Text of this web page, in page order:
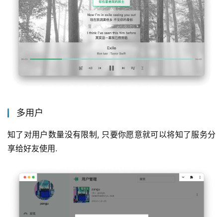
多用户
知了对用户数量没有限制, 只要你愿意就可以将知了服务分
享给好友使用.